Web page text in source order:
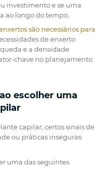
investimento e se uma
ao longo do tempo.
são necessários para
de enxerto
e a densidade
chave no planejamento
escolher uma
capilar, certos sinais de
ou práticas inseguras.
uma das seguintes